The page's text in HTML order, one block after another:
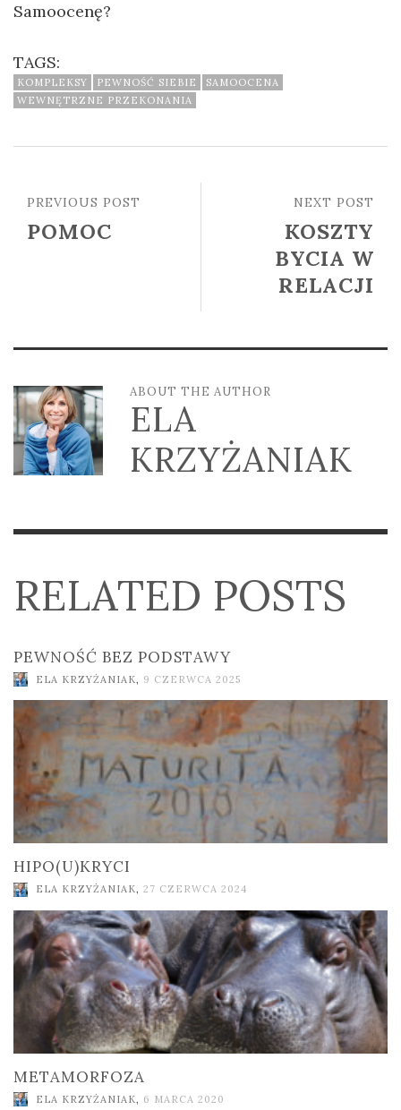
Samoocenę?
TAGS:
KOMPLEKSY PEWNOŚĆ SIEBIE
SAMOOCENA
WEWNĘTRZNE PRZEKONANIA
NEXT POST
KOSZTY
BYCIA W
RELACJI
PREVIOUS POST
POMOC
ABOUT THE AUTHOR
ELA
KRZYŻANIAK
RELATED POSTS
PEWNOŚĆ BEZ PODSTAWY
ELA KRZYŻANIAK, 9 CZERWCA 2025
HIPO(U)KRYCI
ELA KRZYŻANIAK, 27 CZERWCA 2024
METAMORFOZA
ELA KRZYŻANIAK, 6 MARCA 2020